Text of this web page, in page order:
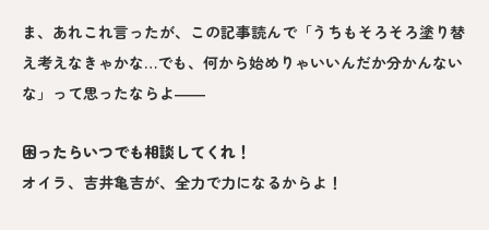
ま、あれこれ言ったが、この記事読んで「うちもそろそろ塗り替
え考えなきゃかな…でも、何から始めりゃいいんだか分かんない
な」って思ったならよ――
困ったらいつでも相談してくれ！
オイラ、吉井亀吉が、全力で力になるからよ！